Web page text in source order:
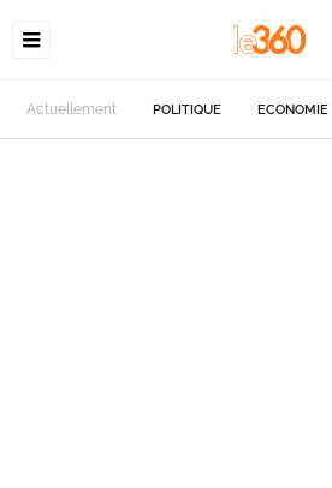
Actuellement POLITIQUE ECONOMIE